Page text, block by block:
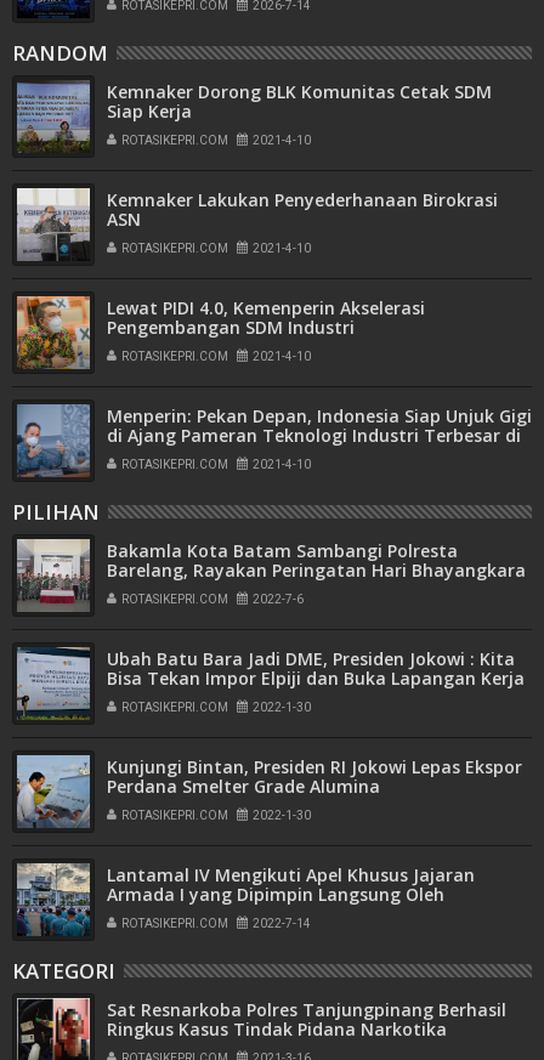
ROTASIKEPRI.COM 2026-7-14
RANDOM
Kemnaker Dorong BLK Komunitas Cetak SDM
Siap Kerja
ROTASIKEPRI.COM 2021-4-10
Kemnaker Lakukan Penyederhanaan Birokrasi
ASN
ROTASIKEPRI.COM 2021-4-10
Lewat PIDI 4.0, Kemenperin Akselerasi
Pengembangan SDM Industri
ROTASIKEPRI.COM 2021-4-10
Menperin: Pekan Depan, Indonesia Siap Unjuk Gigi
di Ajang Pameran Teknologi Industri Terbesar di
Dunia
ROTASIKEPRI.COM 2021-4-10
PILIHAN
Bakamla Kota Batam Sambangi Polresta
Barelang, Rayakan Peringatan Hari Bhayangkara
ke-76
ROTASIKEPRI.COM 2022-7-6
Ubah Batu Bara Jadi DME, Presiden Jokowi : Kita
Bisa Tekan Impor Elpiji dan Buka Lapangan Kerja
ROTASIKEPRI.COM 2022-1-30
Kunjungi Bintan, Presiden RI Jokowi Lepas Ekspor
Perdana Smelter Grade Alumina
ROTASIKEPRI.COM 2022-1-30
Lantamal IV Mengikuti Apel Khusus Jajaran
Armada I yang Dipimpin Langsung Oleh
Pangkoarmada I
ROTASIKEPRI.COM 2022-7-14
KATEGORI
Sat Resnarkoba Polres Tanjungpinang Berhasil
Ringkus Kasus Tindak Pidana Narkotika